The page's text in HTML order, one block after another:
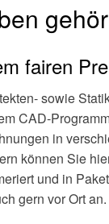
fairen
sowie
CAD-
in
können Sie
und in
gern vor Ort an.